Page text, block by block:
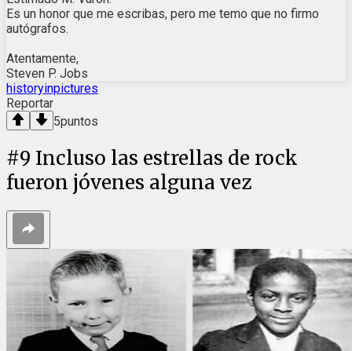
Es un honor que me escribas, pero me temo que no firmo
autógrafos.
Atentamente,
Steven P. Jobs
historyinpictures
Reportar
5puntos
#9 Incluso las estrellas de rock
fueron jóvenes alguna vez